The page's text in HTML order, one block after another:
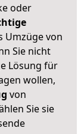
oder
Umzüge von
Sie nicht
Lösung für
wollen,
von
Sie sie